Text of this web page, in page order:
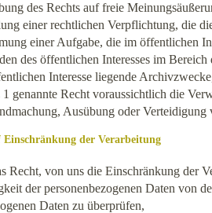
des Rechts auf freie
einer rechtlichen Verpflichtung, die
einer Aufgabe, die im öffentlichen
des öffentlichen Interesses im
Interesse liegende
genannte Recht voraussichtlich die
Ausübung oder Verteidigung
Einschränkung der Verarbeitung
Recht, von uns die Einschränkung der
der personenbezogenen Daten von
Daten zu überprüfen,